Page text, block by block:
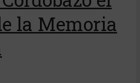
la Memoria